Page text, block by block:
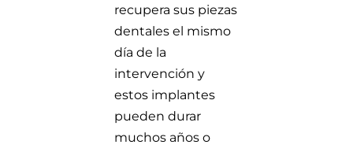
recupera sus piezas
dentales el mismo
día de la
intervención y
estos implantes
pueden durar
muchos años o